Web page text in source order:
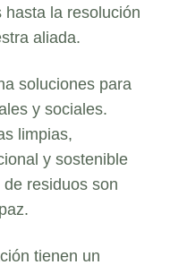
la resolución
aliada.
soluciones para
y sociales.
limpias,
y sostenible
residuos son
tienen un